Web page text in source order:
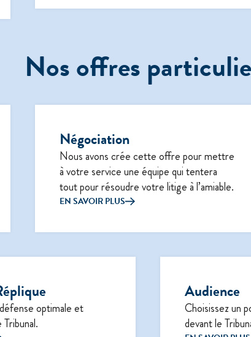
Nos offres
Négociation
Nous avons crée cette offre pour mettre
à votre service une équipe qui tentera
tout pour résoudre votre litige à l’amiable.
EN SAVOIR PLUS
optimale et
Audience
Choisissez un
devant le